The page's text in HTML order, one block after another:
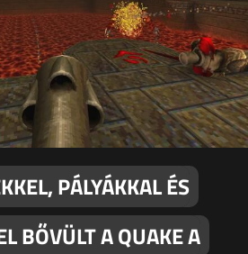
PÁLYÁKKAL ÉS
BŐVÜLT A QUAKE A